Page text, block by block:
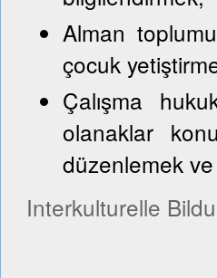
Alman
çocuk
Çalışma
olanaklar
düzenlemek
Interkulturelle